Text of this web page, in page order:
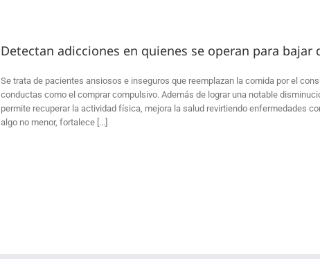
Detectan adicciones en quienes se operan para bajar
Se trata de pacientes ansiosos e inseguros que reemplazan la comida por el
conductas como el comprar compulsivo. Además de lograr una notable
permite recuperar la actividad física, mejora la salud revirtiendo enfermedades
algo no menor, fortalece [...]